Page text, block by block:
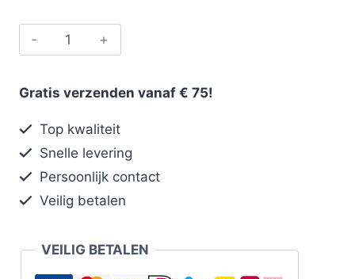
Gratis verzenden vanaf € 75!
Top kwaliteit
Snelle levering
Persoonlijk contact
Veilig betalen
VEILIG BETALEN